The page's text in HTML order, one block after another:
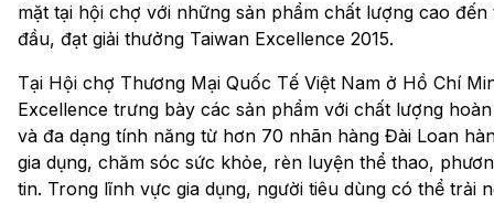
mặt tại hội chợ với những sản phẩm chất lượng cao
đầu, đạt giải thưởng Taiwan Excellence 2015.
Tại Hội chợ Thương Mại Quốc Tế Việt Nam ở Hồ Chí
Excellence trưng bày các sản phẩm với chất lượng
và đa dạng tính năng từ hơn 70 nhãn hàng Đài Loan
gia dụng, chăm sóc sức khỏe, rèn luyện thể thao,
tin. Trong lĩnh vực gia dụng, người tiêu dùng có thể trải